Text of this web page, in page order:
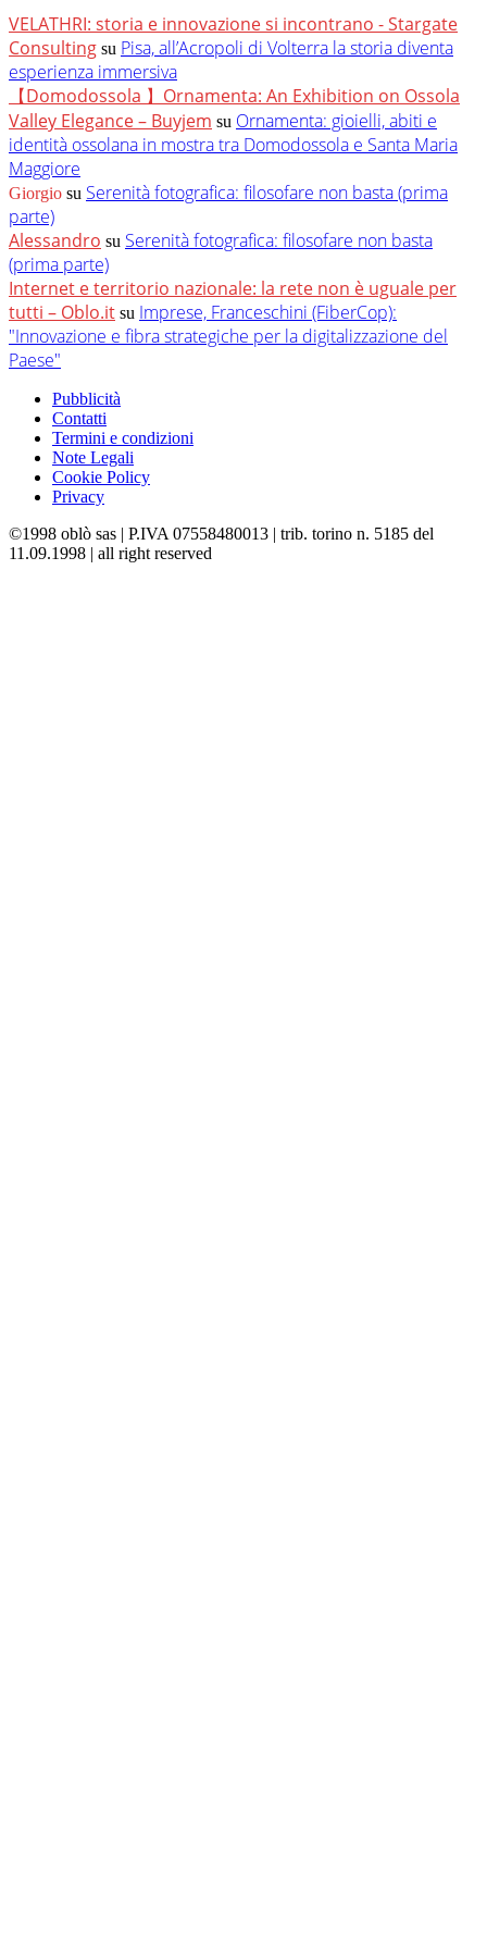
VELATHRI: storia e innovazione si incontrano - Stargate
Consulting su Pisa, all’Acropoli di Volterra la storia diventa
esperienza immersiva
【Domodossola 】Ornamenta: An Exhibition on Ossola
Valley Elegance – Buyjem su Ornamenta: gioielli, abiti e
identità ossolana in mostra tra Domodossola e Santa Maria
Maggiore
Giorgio su Serenità fotografica: filosofare non basta (prima
parte)
Alessandro su Serenità fotografica: filosofare non basta
(prima parte)
Internet e territorio nazionale: la rete non è uguale per
tutti – Oblo.it su Imprese, Franceschini (FiberCop):
"Innovazione e fibra strategiche per la digitalizzazione del
Paese"
Pubblicità
Contatti
Termini e condizioni
Note Legali
Cookie Policy
Privacy
©1998 oblò sas | P.IVA 07558480013 | trib. torino n. 5185 del
11.09.1998 | all right reserved